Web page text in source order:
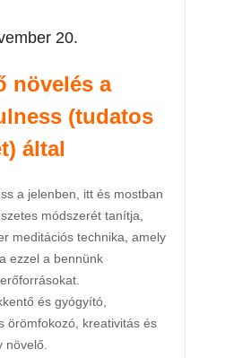
20.
növelés a
(tudatos
által
a jelenben, itt és mostban
módszerét tanítja,
meditációs technika, amely
ezzel a bennünk
és gyógyító,
örömfokozó, kreativitás és
növelő.